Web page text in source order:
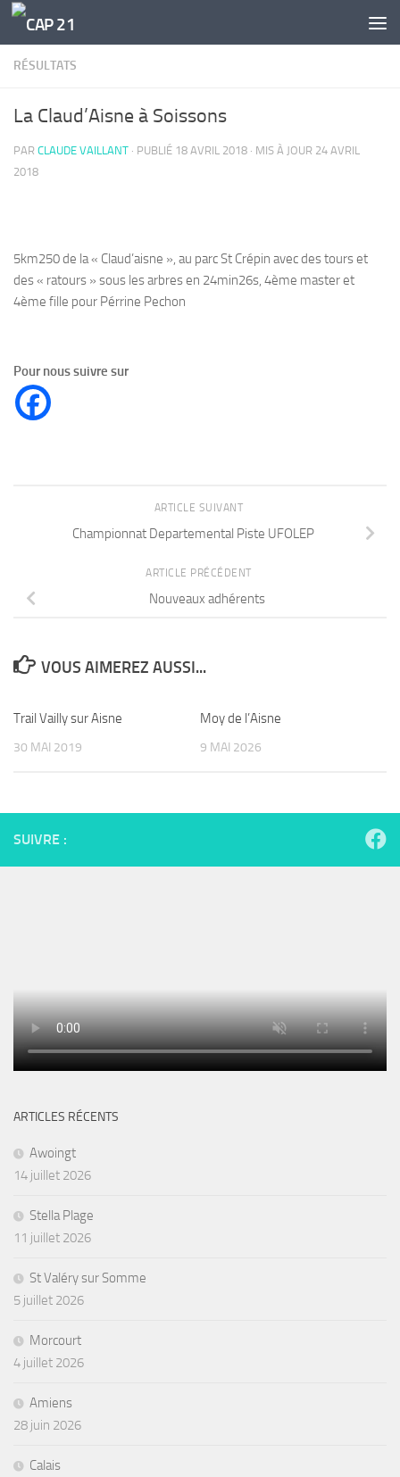
Skip to content
RÉSULTATS
La Claud’Aisne à Soissons
PAR CLAUDE VAILLANT · PUBLIÉ 18 AVRIL 2018 · MIS À JOUR 24 AVRIL
2018
5km250 de la « Claud’aisne », au parc St Crépin avec des tours et
des « ratours » sous les arbres en 24min26s, 4ème master et
4ème fille pour Pérrine Pechon
Pour nous suivre sur
ARTICLE SUIVANT
Championnat Departemental Piste UFOLEP
ARTICLE PRÉCÉDENT
Nouveaux adhérents
VOUS AIMEREZ AUSSI...
Trail Vailly sur Aisne
30 MAI 2019
Moy de l’Aisne
9 MAI 2026
SUIVRE :
ARTICLES RÉCENTS
Awoingt
14 juillet 2026
Stella Plage
11 juillet 2026
St Valéry sur Somme
5 juillet 2026
Morcourt
4 juillet 2026
Amiens
28 juin 2026
Calais